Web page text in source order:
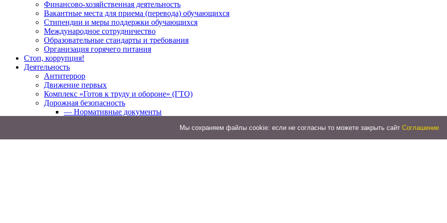
Финансово-хозяйственная деятельность
Вакантные места для приема (перевода) обучающихся
Стипендии и меры поддержки обучающихся
Международное сотрудничество
Образовательные стандарты и требования
Организация горячего питания
Стоп, коррупция!
Деятельность
Антитеррор
Движение первых
Комплекс «Готов к труду и обороне» (ГТО)
Дорожная безопасность
— Нормативные документы
Патриотическое воспитание
Мы cохраняем файлы cookie: если не согласны то можете закрыть сайт Соглашение